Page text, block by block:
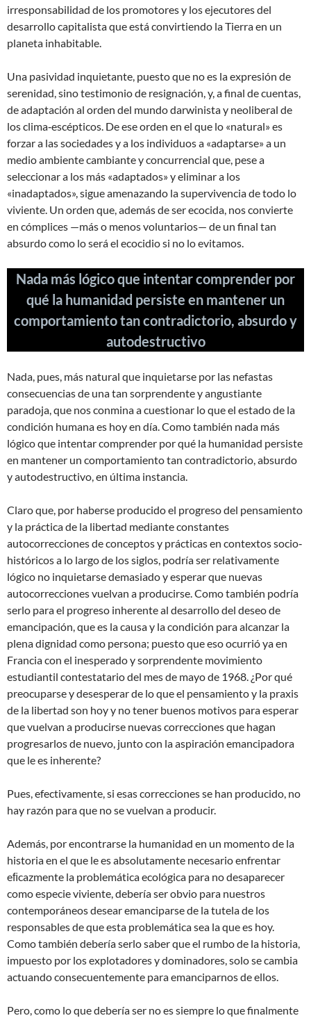
irresponsabilidad de los promotores y los ejecutores del
desarrollo capitalista que está convirtiendo la Tierra en un
planeta inhabitable.
Una pasividad inquietante, puesto que no es la expresión de
serenidad, sino testimonio de resignación, y, a final de cuentas,
de adaptación al orden del mundo darwinista y neoliberal de
los clima‐escépticos. De ese orden en el que lo «natural» es
forzar a las sociedades y a los individuos a «adaptarse» a un
medio ambiente cambiante y concurrencial que, pese a
seleccionar a los más «adaptados» y eliminar a los
«inadaptados», sigue amenazando la supervivencia de todo lo
viviente. Un orden que, además de ser ecocida, nos convierte
en cómplices —más o menos voluntarios— de un final tan
absurdo como lo será el ecocidio si no lo evitamos.
Nada más lógico que intentar comprender por
qué la humanidad persiste en mantener un
comportamiento tan contradictorio, absurdo y
autodestructivo
Nada, pues, más natural que inquietarse por las nefastas
consecuencias de una tan sorprendente y angustiante
paradoja, que nos conmina a cuestionar lo que el estado de la
condición humana es hoy en día. Como también nada más
lógico que intentar comprender por qué la humanidad persiste
en mantener un comportamiento tan contradictorio, absurdo
y autodestructivo, en última instancia.
Claro que, por haberse producido el progreso del pensamiento
y la práctica de la libertad mediante constantes
autocorrecciones de conceptos y prácticas en contextos socio‐
históricos a lo largo de los siglos, podría ser relativamente
lógico no inquietarse demasiado y esperar que nuevas
autocorrecciones vuelvan a producirse. Como también podría
serlo para el progreso inherente al desarrollo del deseo de
emancipación, que es la causa y la condición para alcanzar la
plena dignidad como persona; puesto que eso ocurrió ya en
Francia con el inesperado y sorprendente movimiento
estudiantil contestatario del mes de mayo de 1968. ¿Por qué
preocuparse y desesperar de lo que el pensamiento y la praxis
de la libertad son hoy y no tener buenos motivos para esperar
que vuelvan a producirse nuevas correcciones que hagan
progresarlos de nuevo, junto con la aspiración emancipadora
que le es inherente?
Pues, efectivamente, si esas correcciones se han producido, no
hay razón para que no se vuelvan a producir.
Además, por encontrarse la humanidad en un momento de la
historia en el que le es absolutamente necesario enfrentar
eﬁcazmente la problemática ecológica para no desaparecer
como especie viviente, debería ser obvio para nuestros
contemporáneos desear emanciparse de la tutela de los
responsables de que esta problemática sea la que es hoy.
Como también debería serlo saber que el rumbo de la historia,
impuesto por los explotadores y dominadores, solo se cambia
actuando consecuentemente para emanciparnos de ellos.
Pero, como lo que debería ser no es siempre lo que finalmente